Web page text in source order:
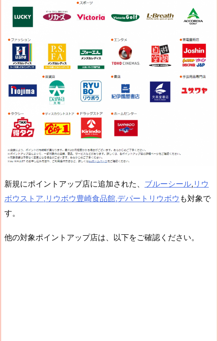
新規にポイントアップ店に追加された、 ブルーシール,リウ
ボウストア,リウボウ豊崎食品館,デパートリウボウ も対象で
す。
他の対象ポイントアップ店は、以下をご確認ください。